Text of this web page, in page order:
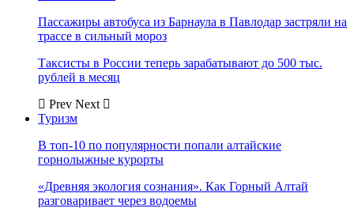
Пассажиры автобуса из Барнаула в Павлодар застряли на
трассе в сильный мороз
Таксисты в России теперь зарабатывают до 500 тыс.
рублей в месяц
Prev Next
Туризм
В топ-10 по популярности попали алтайские
горнолыжные курорты
«Древняя экология сознания». Как Горный Алтай
разговаривает через водоемы